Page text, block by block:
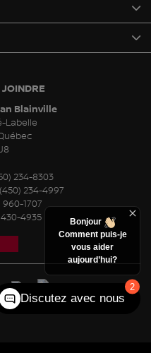
Blainville
Labelle
234-8303
(450) 234-4997
960-1707
4935
2
Bonjour
Comment puis-je
vous aider
aujourd’hui?
Discutez avec nous